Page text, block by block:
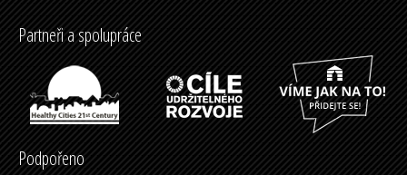
Partneři a spolupráce
Podpořeno